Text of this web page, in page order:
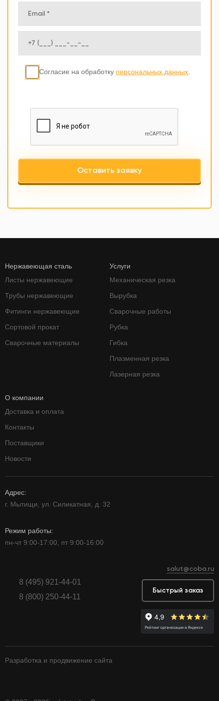
Согласие на обработку персональных данных.
Оставить заявку
Нержавеющая сталь
Листы нержавеющие
Трубы нержавеющие
Фитинги нержавеющие
Сортовой прокат
Сварочные материалы
Услуги
Механическая резка
Вырубка
Сварочные работы
Рубка
Гибка
Плазменная резка
Лазерная резка
О компании
Доставка и оплата
Контакты
Поставщики
Новости
Адрес:
г. Мытищи, ул. Силикатная, д. 32
Режим работы:
пн-чт 9:00-17:00, пт 9:00-16:00
8 (495) 921-44-01
8 (800) 250-44-11
salut@coba.ru
Быстрый заказ
Разработка и продвижение сайта